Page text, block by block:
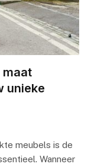
maat
unieke
meubels is de
Wanneer